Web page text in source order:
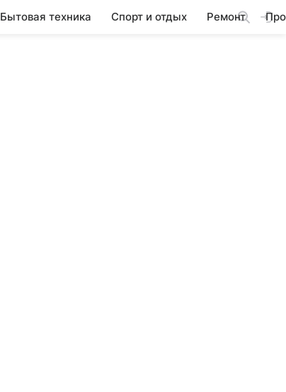
Бытовая техника Спорт и отдых Ремонт